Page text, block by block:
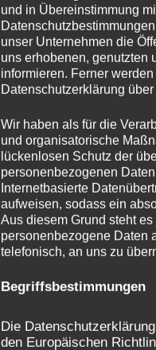
und in Übereinstimmung
unser Unternehmen die
uns erhobenen, genutzten
informieren. Ferner
Datenschutzerklärung
Wir haben als für die
und organisatorische
lückenlosen Schutz der
personenbezogenen
Internetbasierte
aufweisen, sodass ein
Aus diesem Grund steht
personenbezogene Daten
telefonisch, an uns zu
Begriffsbestimmungen
Die
den Europäischen